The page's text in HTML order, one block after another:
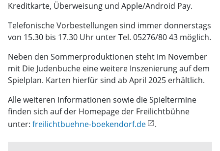
Kreditkarte, Überweisung und Apple/Android Pay.
Telefonische Vorbestellungen sind immer donnerstags
von 15.30 bis 17.30 Uhr unter Tel. 05276/80 43 möglich.
Neben den Sommerproduktionen steht im November
mit Die Judenbuche eine weitere Inszenierung auf dem
Spielplan. Karten hierfür sind ab April 2025 erhältlich.
Alle weiteren Informationen sowie die Spieltermine
finden sich auf der Homepage der Freilichtbühne
unter: freilichtbuehne-boekendorf.de .